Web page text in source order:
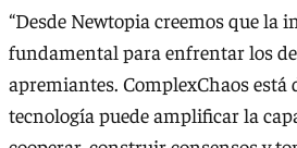
“Desde Newtopia creemos que la
fundamental para enfrentar los
apremiantes. ComplexChaos está
tecnología puede amplificar la